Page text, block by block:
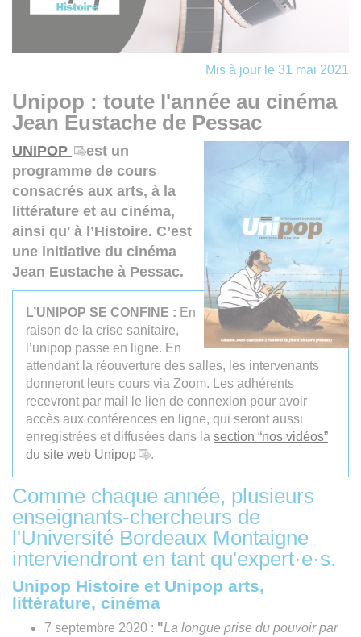
Mis à jour le 31 mai 2021
Unipop : toute l'année au cinéma
Jean Eustache de Pessac
UNIPOP
est un
programme de cours
consacrés aux arts, à la
littérature et au cinéma,
ainsi qu' à l’Histoire. C’est
une initiative du cinéma
Jean Eustache à Pessac.
L’UNIPOP SE CONFINE : En
raison de la crise sanitaire,
l’unipop passe en ligne. En
attendant la réouverture des salles, les intervenants
donneront leurs cours via Zoom. Les adhérents
recevront par mail le lien de connexion pour avoir
accès aux conférences en ligne, qui seront aussi
enregistrées et diffusées dans la section “nos vidéos”
du site web Unipop
.
Comme chaque année, plusieurs
enseignants-chercheurs de
l'Université Bordeaux Montaigne
interviendront en tant qu'expert·e·s.
Unipop Histoire et Unipop arts,
littérature, cinéma
7 septembre 2020 : "La longue prise du pouvoir par